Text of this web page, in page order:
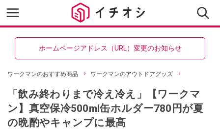
ホームページアドレス（URL）変更のお知らせ
ワークマンのおすすめ商品 ワークマンのアウトドアグッズ
「飲み終わりまで冷え冷え」【ワークマ
ン】真空保冷500ml缶ホルダー780円が夏
の晩酌やキャンプに最高